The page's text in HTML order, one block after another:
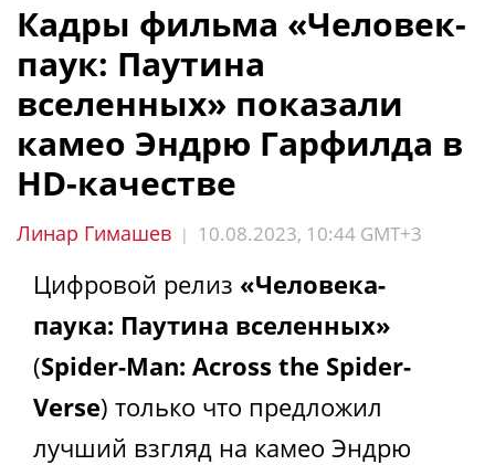
Кадры фильма «Человек-
паук: Паутина
вселенных» показали
камео Эндрю Гарфилда в
HD-качестве
Линар Гимашев | 10.08.2023, 10:44 GMT+3
Цифровой релиз «Человека-
паука: Паутина вселенных»
(Spider-Man: Across the Spider-
Verse) только что предложил
лучший взгляд на камео Эндрю